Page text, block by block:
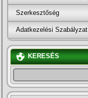
Szerkesztőség
Adatkezelési Szabályzat
KERESÉS